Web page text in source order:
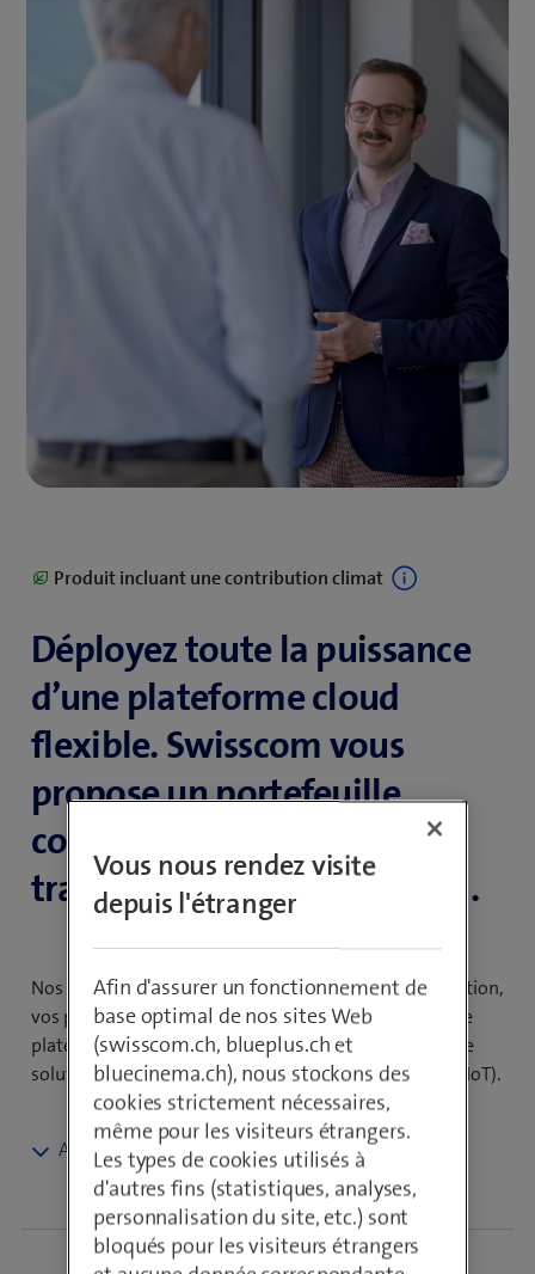
Produit incluant une contribution climat
Déployez toute la puissance
d’une plateforme cloud
flexible. Swisscom vous
propose un portefeuille
complet pour assurer votre
transition vers l’Azure Cloud.
Nos spécialistes vous accompagnent dans la planification,
vos projets de mise en œuvre et l’exploitation de votre
plateforme Azure, ainsi que dans le développement de
solutions professionnelles d’avenir (p. ex. Big Data ou IoT).
Une expertise locale pour un
hyperscaler mondial
Vous nous rendez visite
depuis l'étranger
Afin d'assurer un fonctionnement de
base optimal de nos sites Web
(swisscom.ch, blueplus.ch et
bluecinema.ch), nous stockons des
cookies strictement nécessaires,
même pour les visiteurs étrangers.
Les types de cookies utilisés à
d'autres fins (statistiques, analyses,
personnalisation du site, etc.) sont
bloqués pour les visiteurs étrangers